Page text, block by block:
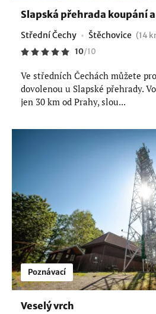
Slapská přehrada koupání
Střední Čechy Štěchovice (14
10/10
Ve středních Čechách můžete
dovolenou u Slapské přehrady.
jen 30 km od Prahy, slou...
Poznávací
Veselý vrch